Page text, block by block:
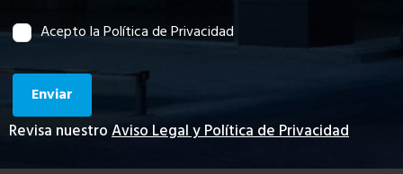
Acepto la Política de Privacidad
Enviar
Revisa nuestroAviso Legal y Política de Privacidad